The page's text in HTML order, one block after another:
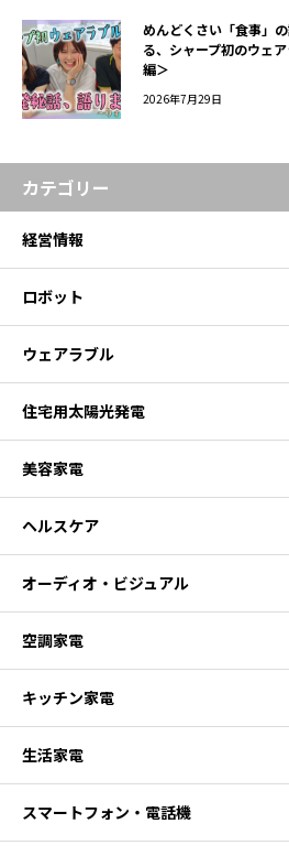
めんどくさい「食事」
る、シャープ初のウェ
編＞
2026年7月29日
カテゴリー
経営情報
ロボット
ウェアラブル
住宅用太陽光発電
美容家電
ヘルスケア
オーディオ・ビジュアル
空調家電
キッチン家電
生活家電
スマートフォン・電話機